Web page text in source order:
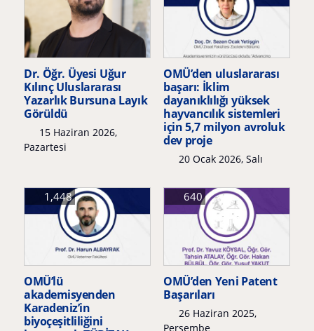
Dr. Öğr. Üyesi Uğur
Kılınç Uluslararası
Yazarlık Bursuna Layık
Görüldü
15 Haziran 2026,
Pazartesi
OMÜ’den uluslararası
başarı: İklim
dayanıklılığı yüksek
hayvancılık sistemleri
için 5,7 milyon avroluk
dev proje
20 Ocak 2026, Salı
OMÜ’lü
akademisyenden
Karadeniz’in
biyoçeşitliliğini
1,448
OMÜ’den Yeni Patent
Başarıları
26 Haziran 2025,
Perşembe
640